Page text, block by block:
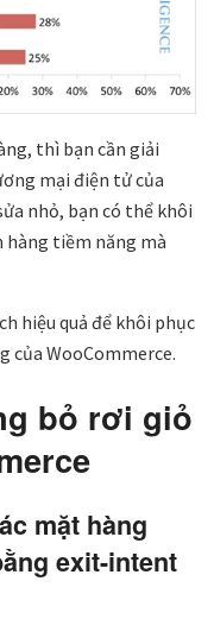
thì bạn cần giải
mại điện tử của
nhỏ, bạn có thể khôi
hàng tiềm năng mà
hiệu quả để khôi phục
của WooCommerce.
bỏ rơi giỏ
mặt hàng
exit-intent